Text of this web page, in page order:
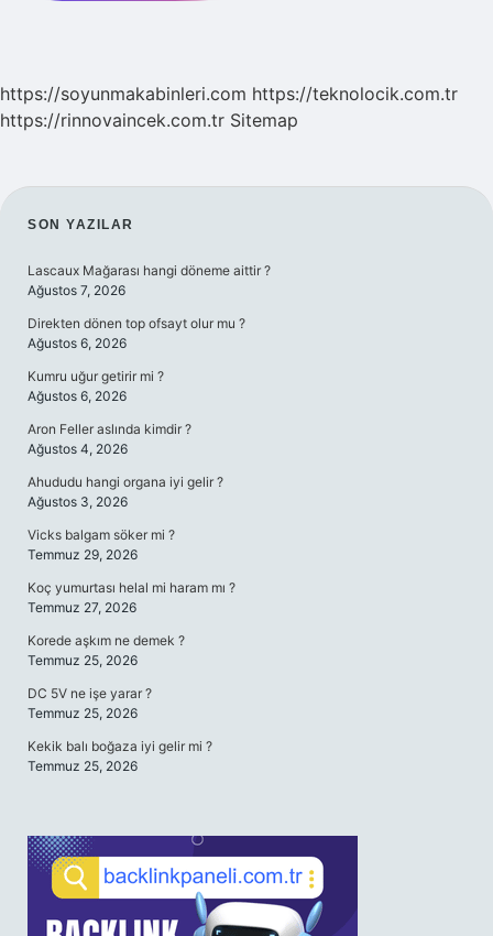
https://soyunmakabinleri.com https://teknolocik.com.tr
https://rinnovaincek.com.tr Sitemap
SIDEBAR
SON YAZILAR
Lascaux Mağarası hangi döneme aittir ?
Ağustos 7, 2026
Direkten dönen top ofsayt olur mu ?
Ağustos 6, 2026
Kumru uğur getirir mi ?
Ağustos 6, 2026
Aron Feller aslında kimdir ?
Ağustos 4, 2026
Ahududu hangi organa iyi gelir ?
Ağustos 3, 2026
Vicks balgam söker mi ?
Temmuz 29, 2026
Koç yumurtası helal mi haram mı ?
Temmuz 27, 2026
Korede aşkım ne demek ?
Temmuz 25, 2026
DC 5V ne işe yarar ?
Temmuz 25, 2026
Kekik balı boğaza iyi gelir mi ?
Temmuz 25, 2026